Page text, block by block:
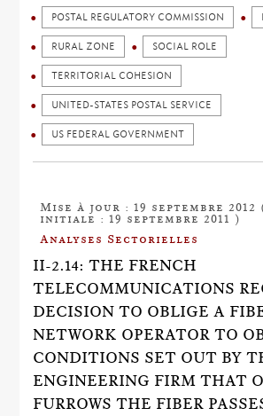
POSTAL REGULATORY COMMISSION
RURAL ZONE SOCIAL ROLE
TERRITORIAL COHESION
UNITED-STATES POSTAL SERVICE
US FEDERAL GOVERNMENT
Mise à jour : 19 septembre
initiale : 19 septembre 2011 )
Analyses Sectorielles
II-2.14: THE FRENCH
TELECOMMUNICATIONS
DECISION TO OBLIGE A
NETWORK OPERATOR TO
CONDITIONS SET OUT BY
ENGINEERING FIRM THAT
FURROWS THE FIBER